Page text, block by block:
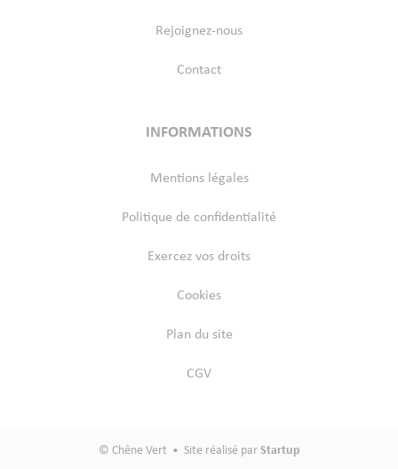
Rejoignez-nous
Contact
INFORMATIONS
Mentions légales
Politique de confidentialité
Exercez vos droits
Cookies
Plan du site
CGV
© Chêne Vert • Site réalisé par Startup